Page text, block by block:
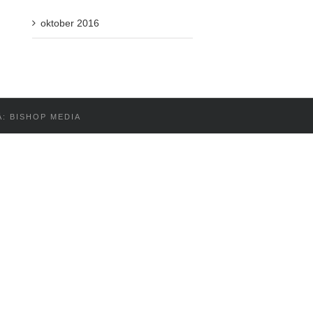
oktober 2016
BISHOP MEDIA